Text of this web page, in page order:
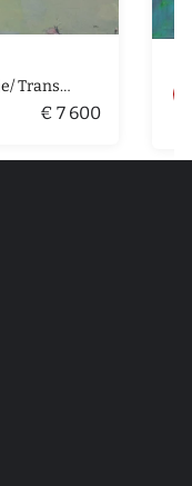
Skaidrumas dabartyje/ Transparency in the present
€ 7 600